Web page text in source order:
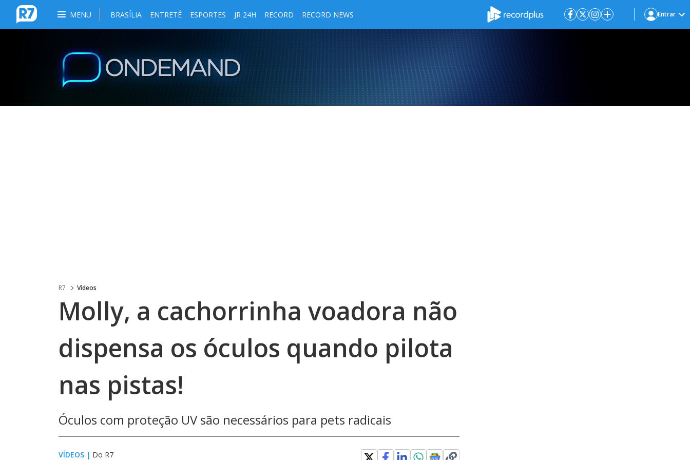
MENU BRASÍLIA ENTRETÊ ESPORTES JR 24H RECORD RECORD NEWS Entrar
R7 Vídeos
Molly, a cachorrinha voadora não
dispensa os óculos quando pilota
nas pistas!
Óculos com proteção UV são necessários para pets radicais
VÍDEOS | Do R7